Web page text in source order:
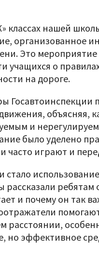
классах нашей
организованное
Это
учащихся о
на дороге.
Госавтоинспекции
объясняя,
и
было уделено
часто играют и
стало использование
ребятам
и почему он так
расстоянии,
но эффективное